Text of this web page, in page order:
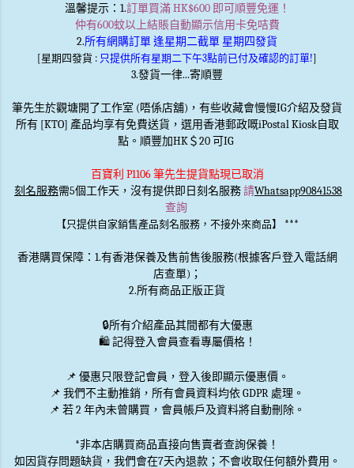
溫馨提示：1.訂單買滿 HK$600 即可順豐免運！
仲有600蚊以上結賬自動顯示信用卡免咭費
2.所有網購訂單 逢星期二截單 星期四發貨
[星期四發貨 : 只提供所有星期二下午3點前已付及確認的訂單!]
3.發貨一律...寄順豐
筆先生於觀塘開了工作室 (唔係店舖)，有些收藏會慢慢IG介紹及發貨
所有 [KTO] 產品均享有免費送貨，選用香港郵政嘅iPostal Kiosk自取
點。順豐加HK＄20 可IG
百寶利 P1106 筆先生提貨點現已取消
刻名服務需5個工作天，沒有提供即日刻名服務請Whatsapp90841538
查詢
【只提供自家銷售產品刻名服務，不接外來商品】 ***
香港購買保障：1.有香港保養及售前售後服務(根據客戶登入電話網
店查單)；
2.所有商品正版正貨
🔒所有介紹產品其間都有大優惠
🛍️ 記得登入會員查看專屬價格！
📌 優惠只限登記會員 ，登入後即顯示優惠價。
📌 我們不主動推銷 ，所有會員資料均依 GDPR 處理。
📌 若 2 年內未曾購買，會員帳戶及資料將自動刪除。
*非本店購買商品直接向售賣者查詢保養！
如因貨存問題缺貨，我們會在7天內退款；不會收取任何額外費用。